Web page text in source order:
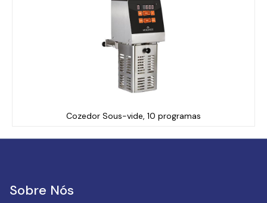
Cozedor Sous-vide, 10 programas
Sobre Nós